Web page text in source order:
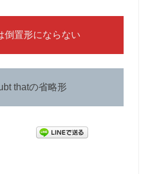
倒置形にならない
thatの省略形